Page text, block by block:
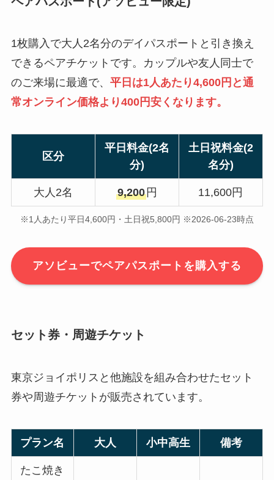
1枚購入で大人2名分のデイパスポートと引き換え
できるペアチケットです。カップルや友人同士で
のご来場に最適で、 平日は1人あたり4,600円と通
常オンライン価格より400円安くなります。
区分
平日料金(2名
分)
土日祝料金(2
名分)
大人2名 9,200円 11,600円
※1人あたり平日4,600円・土日祝5,800円 ※2026-06-23時点
アソビューでペアパスポートを購入する
セット券・周遊チケット
東京ジョイポリスと他施設を組み合わせたセット
券や周遊チケットが販売されています。
プラン名 大人 小中高生 備考
たこ焼き